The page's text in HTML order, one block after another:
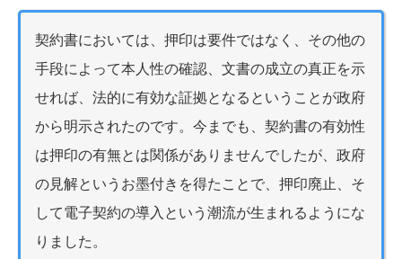
契約書においては、押印は要件ではなく、その他の
手段によって本人性の確認、文書の成立の真正を示
せれば、法的に有効な証拠となるということが政府
から明示されたのです。今までも、契約書の有効性
は押印の有無とは関係がありませんでしたが、政府
の見解というお墨付きを得たことで、押印廃止、そ
して電子契約の導入という潮流が生まれるようにな
りました。